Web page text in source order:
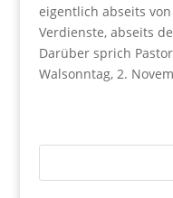
eigentlich abseits
Verdienste, abseits
Darüber sprich
Walsonntag, 2.